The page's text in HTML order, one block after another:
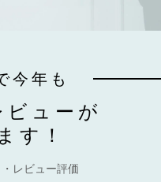
今年も
ビューが
す！
レビュー評価